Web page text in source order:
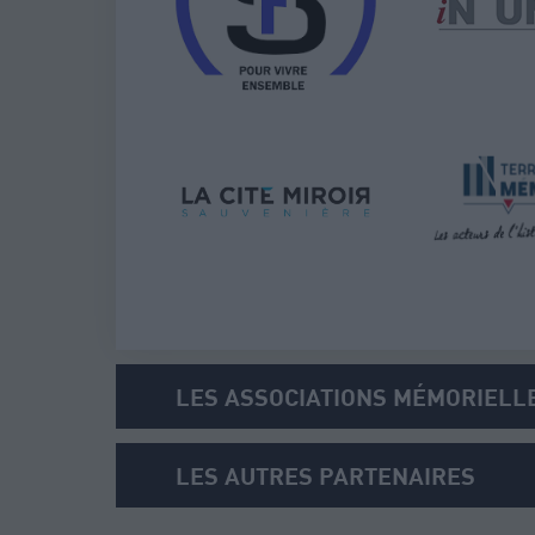
LES ASSOCIATIONS
LES AUTRES PARTENAIRES